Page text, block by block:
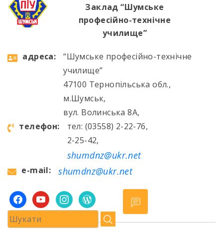
Заклад “Шумське
професійно-технічне
училище”
aдресa:
“Шумське професійно-технічне
училище”
47100 Тернопільська обл.,
м.Шумськ,
вул. Волинська 8А,
телефон:
тел: (03558) 2-22-76,
2-25-42,
shumdnz@ukr.net
e-mail: shumdnz@ukr.net
facebookyoutubeinstagramwordpress